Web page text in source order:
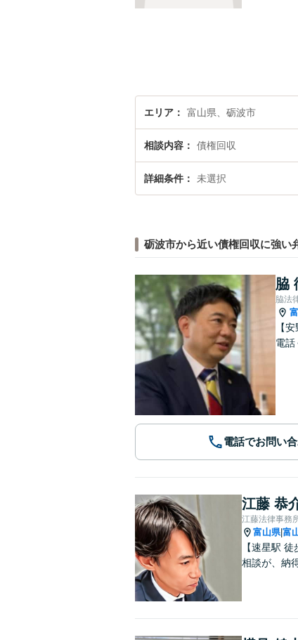
エリア 富山県、砺波市
相談内容 債権回収
詳細条件 未選択
砺波市から近い債権回収に強い
脇
脇法
【
電話
電話でお問い
江藤 恭
江藤法律事務
富山県|富
【速星駅
相談が、納